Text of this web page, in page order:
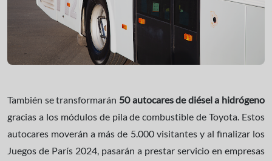
También se transformarán 50 autocares de diésel a hidrógeno
gracias a los módulos de pila de combustible de Toyota. Estos
autocares moverán a más de 5.000 visitantes y al finalizar los
Juegos de París 2024, pasarán a prestar servicio en empresas